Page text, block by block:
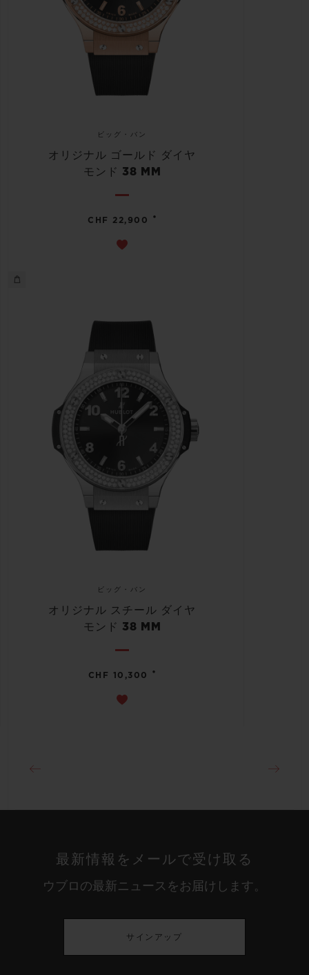
ビッグ・バン
オリジナル ゴールド ダイヤ
モンド 38 MM
CHF 22,900 •
ビッグ・バン
オリジナル スチール ダイヤ
モンド 38 MM
CHF 10,300 •
最新情報をメールで受け取る
ウブロの最新ニュースをお届けします。
サインアップ